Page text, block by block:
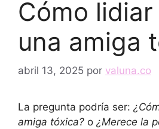
Cómo
una amiga
abril 13, 2025 por valuna.co
La pregunta podría ser:
amiga tóxica? o ¿Merece la